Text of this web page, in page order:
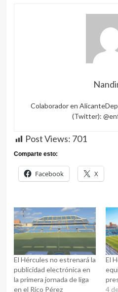
Colaborador en
(Twitter):
Post Views: 701
Comparte esto:
Facebook X
El Hércules no estrenará la
publicidad electrónica en
la primera jornada de liga
en el Rico Pérez
El
4